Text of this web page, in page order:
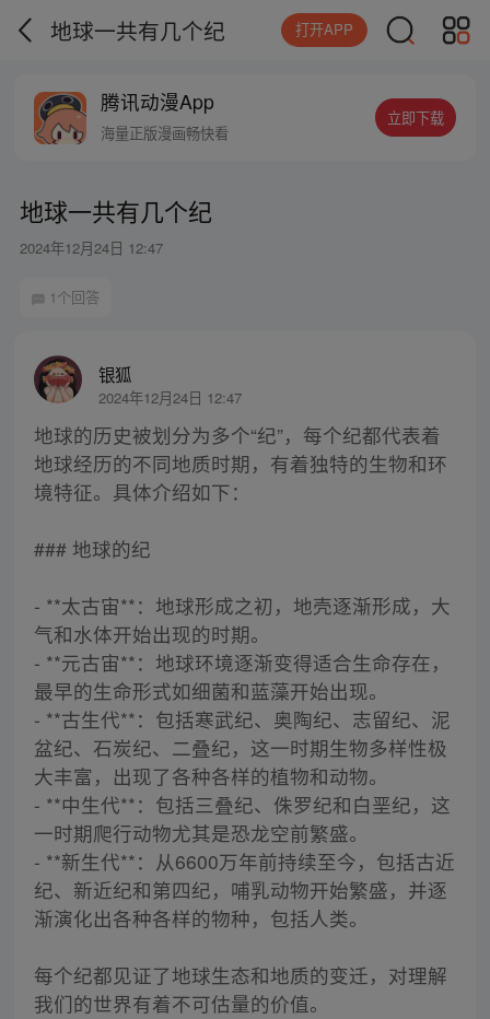
地球一共有几个纪 打开APP
腾讯动漫App
海量正版漫画畅快看
立即下载
地球一共有几个纪
2024年12月24日 12:47
1个回答
银狐
2024年12月24日 12:47
地球的历史被划分为多个“纪”，每个纪都代表着
地球经历的不同地质时期，有着独特的生物和环
境特征。具体介绍如下：
### 地球的纪
- **太古宙**：地球形成之初，地壳逐渐形成，大
气和水体开始出现的时期。
- **元古宙**：地球环境逐渐变得适合生命存在，
最早的生命形式如细菌和蓝藻开始出现。
- **古生代**：包括寒武纪、奥陶纪、志留纪、泥
盆纪、石炭纪、二叠纪，这一时期生物多样性极
大丰富，出现了各种各样的植物和动物。
- **中生代**：包括三叠纪、侏罗纪和白垩纪，这
一时期爬行动物尤其是恐龙空前繁盛。
- **新生代**：从6600万年前持续至今，包括古近
纪、新近纪和第四纪，哺乳动物开始繁盛，并逐
渐演化出各种各样的物种，包括人类。
每个纪都见证了地球生态和地质的变迁，对理解
我们的世界有着不可估量的价值。